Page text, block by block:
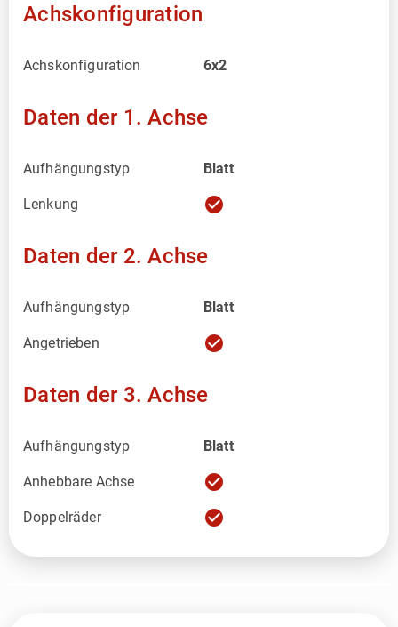
Achskonfiguration
Achskonfiguration 6x2
Daten der 1. Achse
Aufhängungstyp Blatt
Lenkung check_circle
Daten der 2. Achse
Aufhängungstyp Blatt
Angetrieben check_circle
Daten der 3. Achse
Aufhängungstyp Blatt
Anhebbare Achse check_circle
Doppelräder check_circle